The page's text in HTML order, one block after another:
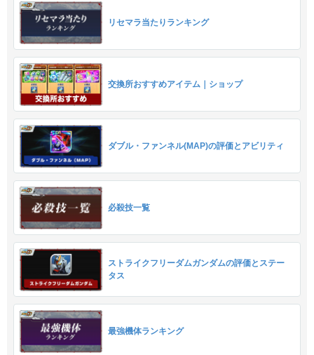
リセマラ当たりランキング
交換所おすすめアイテム｜ショップ
ダブル・ファンネル(MAP)の評価とアビリティ
必殺技一覧
ストライクフリーダムガンダムの評価とステー
タス
最強機体ランキング